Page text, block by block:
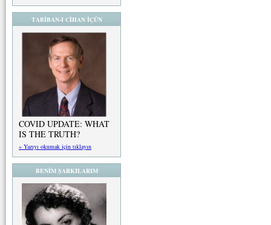
TABİBAN-I CİHAN İÇÜN
COVID UPDATE: WHAT
IS THE TRUTH?
» Yazıyı okumak için tıklayın
BENİM ŞARKILARIM